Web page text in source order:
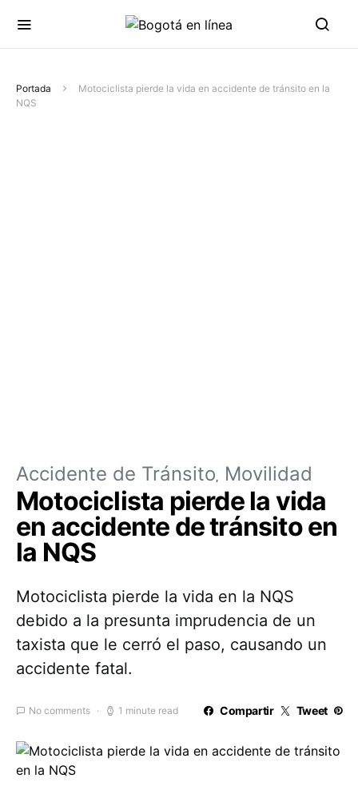
Portada
Motociclista pierde la vida en accidente de tránsito en la
NQS
Accidente de Tránsito Movilidad
Motociclista pierde la vida
en accidente de tránsito en
la NQS
Motociclista pierde la vida en la NQS
debido a la presunta imprudencia de un
taxista que le cerró el paso, causando un
accidente fatal.
No comments 1 minute read Compartir Tweet